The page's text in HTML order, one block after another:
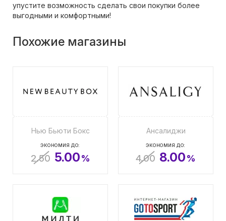
упустите возможность сделать свои покупки более
выгодными и комфортными!
Похожие магазины
Нью Бьюти Бокс
ЭКОНОМИЯ ДО:
2.50 5.00%
Ансалиджи
ЭКОНОМИЯ ДО:
4.00 8.00%